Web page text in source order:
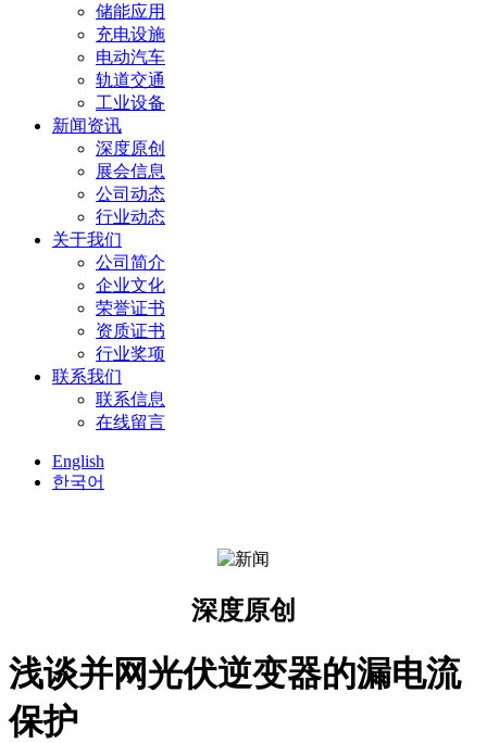
储能应用
充电设施
电动汽车
轨道交通
工业设备
新闻资讯
深度原创
展会信息
公司动态
行业动态
关于我们
公司简介
企业文化
荣誉证书
资质证书
行业奖项
联系我们
联系信息
在线留言
English
한국어
深度原创
浅谈并网光伏逆变器的漏电流
保护